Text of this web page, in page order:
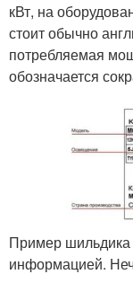
кВт, на
стоит обычно
потребляемая
обозначается
Пример шильдика
информацией.